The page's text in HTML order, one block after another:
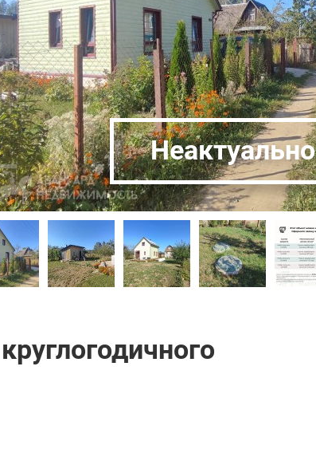
Неактуально